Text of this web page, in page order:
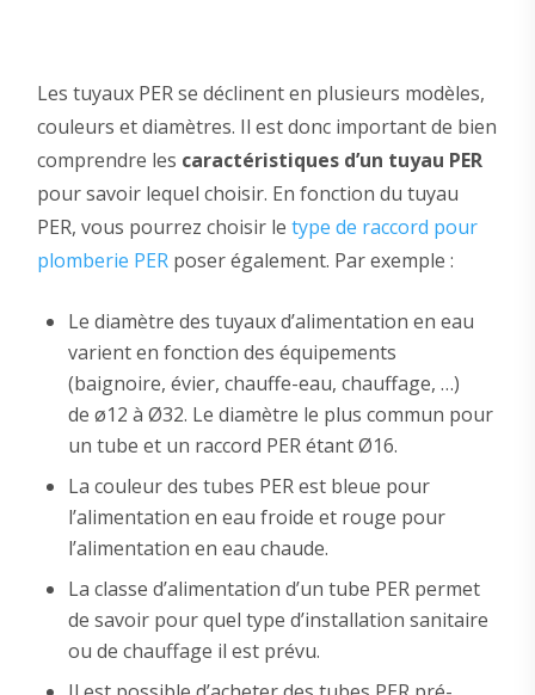
Les tuyaux PER se déclinent en plusieurs modèles,
couleurs et diamètres. Il est donc important de bien
comprendre les caractéristiques d’un tuyau PER
pour savoir lequel choisir. En fonction du tuyau
PER, vous pourrez choisir le type de raccord pour
plomberie PERposer également. Par exemple :
Le diamètre des tuyaux d’alimentation en eau
varient en fonction des équipements
(baignoire, évier, chauffe-eau, chauffage, …)
de ø12 à Ø32. Le diamètre le plus commun pour
un tube et un raccord PER étant Ø16.
La couleur des tubes PER est bleue pour
l’alimentation en eau froide et rouge pour
l’alimentation en eau chaude.
La classe d’alimentation d’un tube PER permet
de savoir pour quel type d’installation sanitaire
ou de chauffage il est prévu.